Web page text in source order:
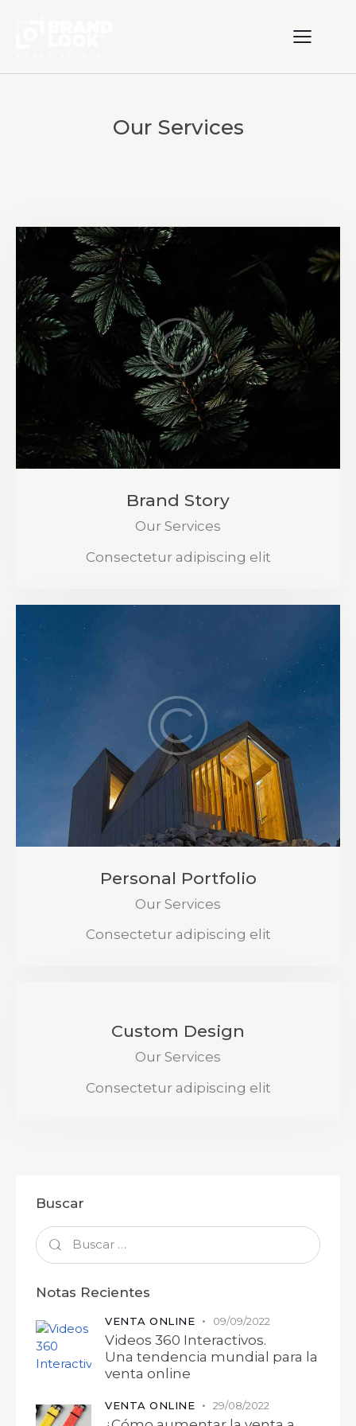
Our Services
Brand Story
Our Services
Consectetur adipiscing elit
Personal Portfolio
Our Services
Consectetur adipiscing elit
Custom Design
Our Services
Consectetur adipiscing elit
Buscar
Notas Recientes
VENTA ONLINE 09/09/2022
Videos 360 Interactivos.
Una tendencia mundial para la
venta online
VENTA ONLINE 29/08/2022